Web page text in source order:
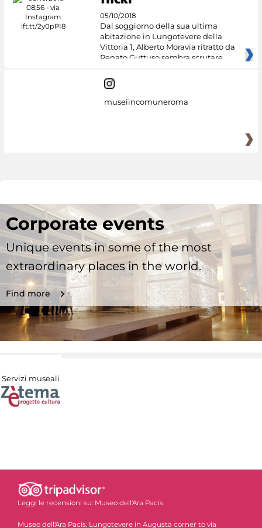
05/10/2018
Dal soggiorno della sua ultima
abitazione in Lungotevere della
Vittoria 1, Alberto Moravia ritratto da
Renato Guttuso sembra scrutare
museiincomuneroma
Corporate events
Unique events in some of the most
extraordinary places in the world.
Find more
Servizi museali
Leggi le recensioni su: Museo dell'Ara Pacis
Museo dell'Ara Pacis, Lungotevere in Augusta corner to via